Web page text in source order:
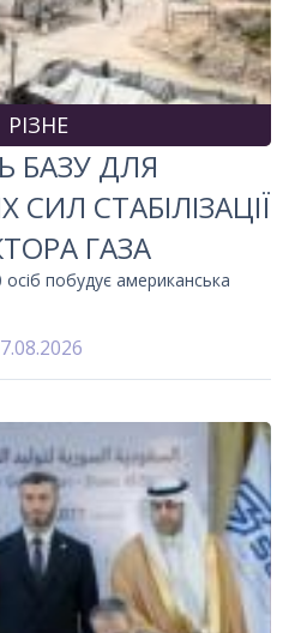
РІЗНЕ
БАЗУ ДЛЯ
СТАБІЛІЗАЦІЇ
ГАЗА
осіб побудує американська